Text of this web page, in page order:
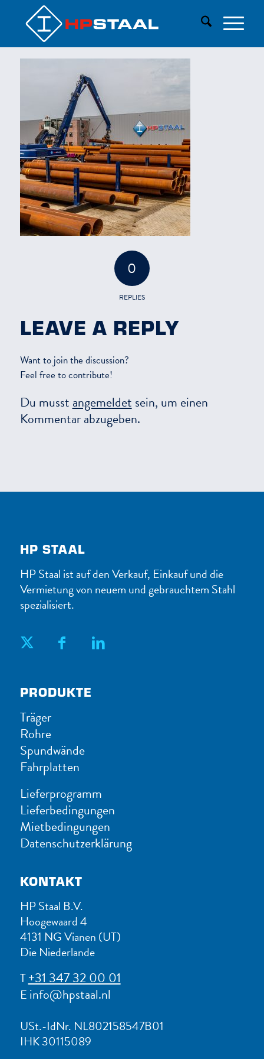
0
REPLIES
LEAVE A REPLY
Want to join the discussion?
Feel free to contribute!
Du musst angemeldet sein, um einen
Kommentar abzugeben.
HP STAAL
HP Staal ist auf den Verkauf, Einkauf und die
Vermietung von neuem und gebrauchtem Stahl
spezialisiert.
PRODUKTE
Träger
Rohre
Spundwände
Fahrplatten
Lieferprogramm
Lieferbedingungen
Mietbedingungen
Datenschutzerklärung
KONTAKT
HP Staal B.V.
Hoogewaard 4
4131 NG Vianen (UT)
Die Niederlande
T+31 347 32 00 01
E info@hpstaal.nl
USt.-IdNr. NL802158547B01
IHK 30115089